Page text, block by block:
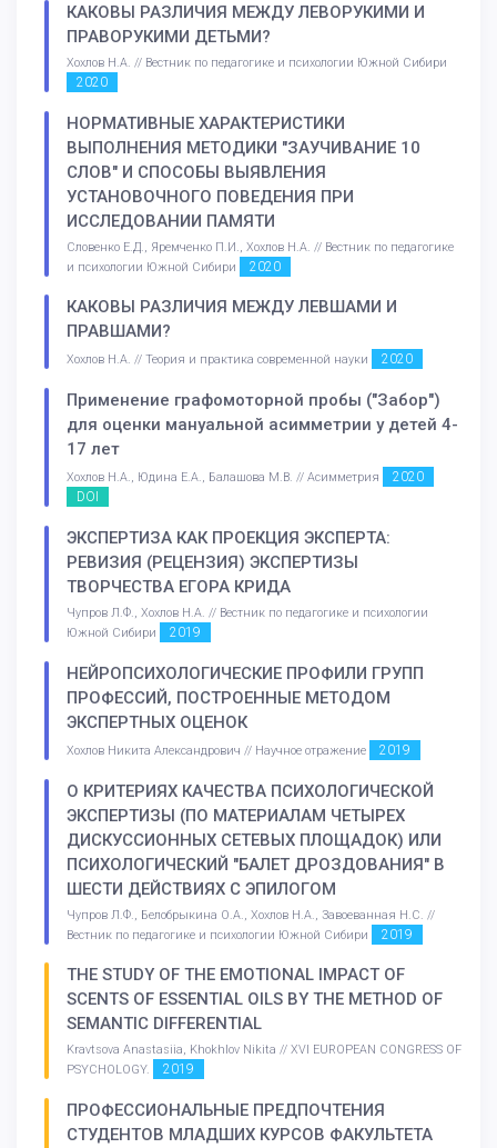
КАКОВЫ РАЗЛИЧИЯ МЕЖДУ ЛЕВОРУКИМИ И
ПРАВОРУКИМИ ДЕТЬМИ?
Хохлов Н.А. // Вестник по педагогике и психологии Южной Сибири
2020
НОРМАТИВНЫЕ ХАРАКТЕРИСТИКИ
ВЫПОЛНЕНИЯ МЕТОДИКИ "ЗАУЧИВАНИЕ 10
СЛОВ" И СПОСОБЫ ВЫЯВЛЕНИЯ
УСТАНОВОЧНОГО ПОВЕДЕНИЯ ПРИ
ИССЛЕДОВАНИИ ПАМЯТИ
Словенко Е.Д., Яремченко П.И., Хохлов Н.А. // Вестник по педагогике
и психологии Южной Сибири
2020
КАКОВЫ РАЗЛИЧИЯ МЕЖДУ ЛЕВШАМИ И
ПРАВШАМИ?
Хохлов Н.А. // Теория и практика современной науки 2020
Применение графомоторной пробы ("Забор")
для оценки мануальной асимметрии у детей 4-
17 лет
Хохлов Н.А., Юдина Е.А., Балашова М.В. // Асимметрия
2020
DOI
ЭКСПЕРТИЗА КАК ПРОЕКЦИЯ ЭКСПЕРТА:
РЕВИЗИЯ (РЕЦЕНЗИЯ) ЭКСПЕРТИЗЫ
ТВОРЧЕСТВА ЕГОРА КРИДА
Чупров Л.Ф., Хохлов Н.А. // Вестник по педагогике и психологии
Южной Сибири
2019
НЕЙРОПСИХОЛОГИЧЕСКИЕ ПРОФИЛИ ГРУПП
ПРОФЕССИЙ, ПОСТРОЕННЫЕ МЕТОДОМ
ЭКСПЕРТНЫХ ОЦЕНОК
Хохлов Никита Александрович // Научное отражение 2019
О КРИТЕРИЯХ КАЧЕСТВА ПСИХОЛОГИЧЕСКОЙ
ЭКСПЕРТИЗЫ (ПО МАТЕРИАЛАМ ЧЕТЫРЕХ
ДИСКУССИОННЫХ СЕТЕВЫХ ПЛОЩАДОК) ИЛИ
ПСИХОЛОГИЧЕСКИЙ "БАЛЕТ ДРОЗДОВАНИЯ" В
ШЕСТИ ДЕЙСТВИЯХ С ЭПИЛОГОМ
Чупров Л.Ф., Белобрыкина О.А., Хохлов Н.А., Завоеванная Н.С. //
Вестник по педагогике и психологии Южной Сибири
2019
THE STUDY OF THE EMOTIONAL IMPACT OF
SCENTS OF ESSENTIAL OILS BY THE METHOD OF
SEMANTIC DIFFERENTIAL
Kravtsova Anastasiia, Khokhlov Nikita // XVI EUROPEAN CONGRESS OF
PSYCHOLOGY.
2019
ПРОФЕССИОНАЛЬНЫЕ ПРЕДПОЧТЕНИЯ
СТУДЕНТОВ МЛАДШИХ КУРСОВ ФАКУЛЬТЕТА